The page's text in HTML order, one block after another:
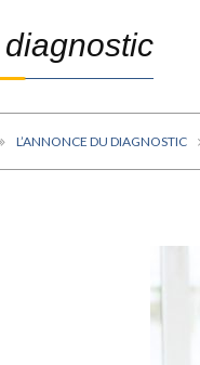
L’ANNONCE DU DIAGNOSTIC